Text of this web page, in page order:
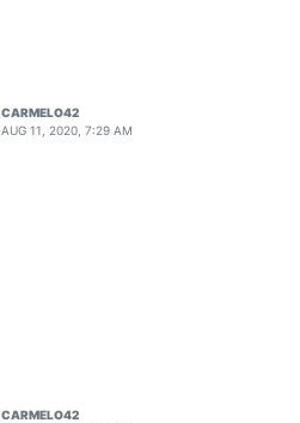
CARMELO42
AUG 11, 2020, 7:29 AM
CARMELO42